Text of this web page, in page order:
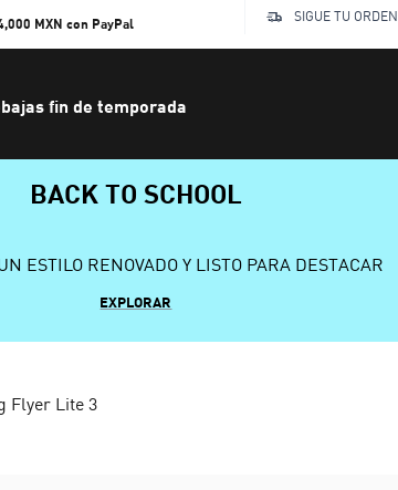
MXN con PayPal
SIGUE TU ORDEN
fin de temporada
BACK TO SCHOOL
ESTILO RENOVADO Y LISTO PARA DESTACAR
EXPLORAR
Flyer Lite 3